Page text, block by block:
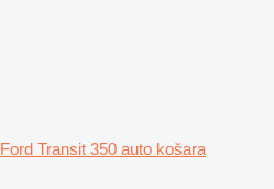
Ford Transit 350 auto košara